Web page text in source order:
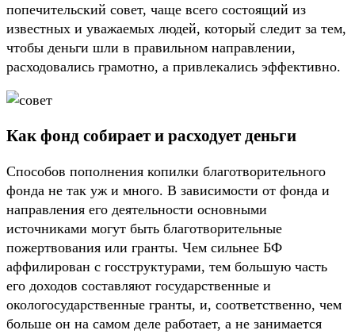
попечительский совет, чаще всего состоящий из
известных и уважаемых людей, который следит за тем,
чтобы деньги шли в правильном направлении,
расходовались грамотно, а привлекались эффективно.
Как фонд собирает и расходует деньги
Способов пополнения копилки благотворительного
фонда не так уж и много. В зависимости от фонда и
направления его деятельности основными
источниками могут быть благотворительные
пожертвования или гранты. Чем сильнее БФ
аффилирован с госструктурами, тем большую часть
его доходов составляют государственные и
окологосударственные гранты, и, соответственно, чем
больше он на самом деле работает, а не занимается